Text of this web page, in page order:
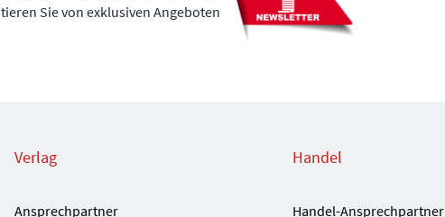
Sie von exklusiven Angeboten
Verlag
Ansprechpartner
Handel
Handel-Ansprechpartner